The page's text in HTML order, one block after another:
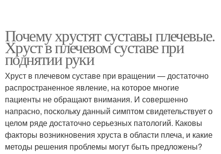
Почему хрустят суставы плечевые.
Хруст в плечевом суставе при
поднятии руки
Хруст в плечевом суставе при вращении — достаточно
распространенное явление, на которое многие
пациенты не обращают внимания. И совершенно
напрасно, поскольку данный симптом свидетельствует о
целом ряде достаточно серьезных патологий. Каковы
факторы возникновения хруста в области плеча, и какие
методы решения проблемы могут быть предложены?